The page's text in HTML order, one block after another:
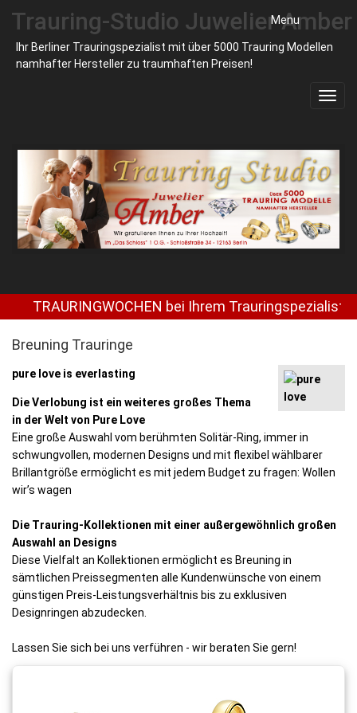
Trauring-Studio Juwelier Amber
Ihr Berliner Trauringspezialist mit über 5000 Trauring Modellen
namhafter Hersteller zu traumhaften Preisen!
Menu
TRAURINGWOCHEN bei Ihrem
Breuning Trauringe
pure love is everlasting
Die Verlobung ist ein weiteres großes Thema
in der Welt von Pure Love
Eine große Auswahl vom berühmten Solitär-Ring, immer in
schwungvollen, modernen Designs und mit flexibel wählbarer
Brillantgröße ermöglicht es mit jedem Budget zu fragen: Wollen
wir’s wagen
Die Trauring-Kollektionen mit einer außergewöhnlich großen
Auswahl an Designs
Diese Vielfalt an Kollektionen ermöglicht es Breuning in
sämtlichen Preissegmenten alle Kundenwünsche von einem
günstigen Preis-Leistungsverhältnis bis zu exklusiven
Designringen abzudecken.
Lassen Sie sich bei uns verführen - wir beraten Sie gern!